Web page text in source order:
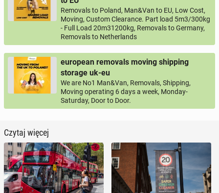
Removals to Poland, Man&Van to EU, Low Cost,
Moving, Custom Clearance. Part load 5m3/300kg
- Full Load 20m31200kg, Removals to Germany,
Removals to Netherlands
european removals moving shipping
storage uk-eu
We are No1 Man&Van, Removals, Shipping,
Moving operating 6 days a week, Monday-
Saturday, Door to Door.
Czytaj więcej